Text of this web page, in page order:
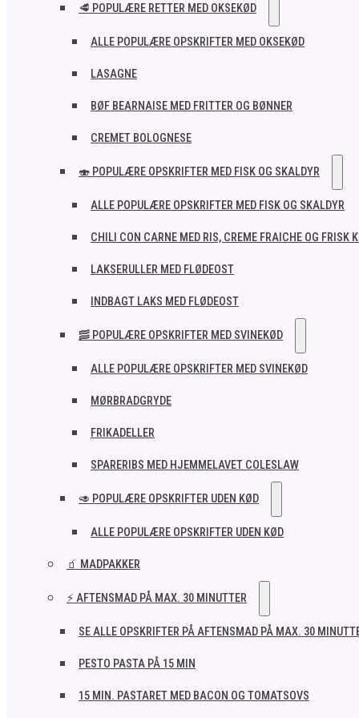
🥩 POPULÆRE RETTER MED OKSEKØD
ALLE POPULÆRE OPSKRIFTER MED OKSEKØD
LASAGNE
BØF BEARNAISE MED FRITTER OG BØNNER
CREMET BOLOGNESE
🍣 POPULÆRE OPSKRIFTER MED FISK OG SKALDYR
ALLE POPULÆRE OPSKRIFTER MED FISK OG SKALDYR
CHILI CON CARNE MED RIS, CREME FRAICHE OG FRISK
LAKSERULLER MED FLØDEOST
INDBAGT LAKS MED FLØDEOST
🥓 POPULÆRE OPSKRIFTER MED SVINEKØD
ALLE POPULÆRE OPSKRIFTER MED SVINEKØD
MØRBRADGRYDE
FRIKADELLER
SPARERIBS MED HJEMMELAVET COLESLAW
🥑 POPULÆRE OPSKRIFTER UDEN KØD
ALLE POPULÆRE OPSKRIFTER UDEN KØD
🧃 MADPAKKER
⚡ AFTENSMAD PÅ MAX. 30 MINUTTER
SE ALLE OPSKRIFTER PÅ AFTENSMAD PÅ MAX. 30
PESTO PASTA PÅ 15 MIN
15 MIN. PASTARET MED BACON OG TOMATSOVS